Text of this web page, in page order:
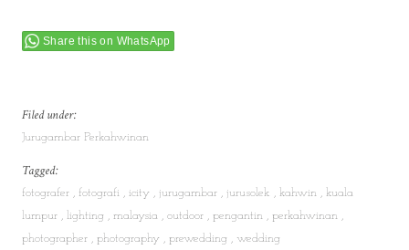
Share this on WhatsApp
Filed under:
Jurugambar Perkahwinan
Tagged:
fotografer fotografi icity jurugambar jurusolek kahwin
kuala
lumpur
lighting malaysia outdoor pengantin
perkahwinan
photographer
photography prewedding wedding